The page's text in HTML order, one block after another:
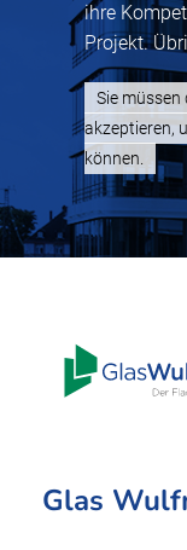
ihre
Projekt.
Sie müssen
akzeptieren,
können.
Glas